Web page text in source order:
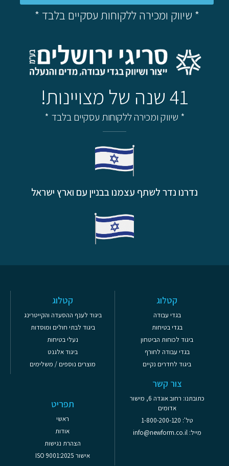
* שיווק ומכירה ללקוחות עסקיים בלבד *
41 שנה של מצויינות!
* שיווק ומכירה ללקוחות עסקיים בלבד *
נדרנו נדר לשתף עצמנו בבניין עם וארץ ישראל
קטלוג
בגדי עבודה
בגדי בטיחות
ביגוד לכוחות הביטחון
בגדי עבודה לחורף
ביגוד לחדרים נקיים
קטלוג
ביגוד לענף ההסעדה והקייטרינג
ביגוד לבתי חולים ומוסדות
נעלי בטיחות
ביגוד אלגנט
מוצרים נוספים / משלימים
צור קשר
כתובתנו: רחוב אוגדה 6, מישור
אדומים
טל': 1-800-200-120
מייל: info@newform.co.il
תפריט
ראשי
אודות
הצהרת נגישות
אישור ISO 9001:2025